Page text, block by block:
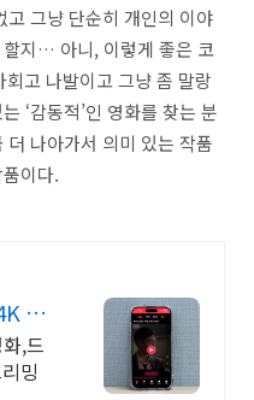
그냥 단순히 개인의 이야
지… 아니, 이렇게 좋은 코
고 나발이고 그냥 좀 말랑
‘감동적’인 영화를 찾는 분
나아가서 의미 있는 작품
이다.
실
,드
밍